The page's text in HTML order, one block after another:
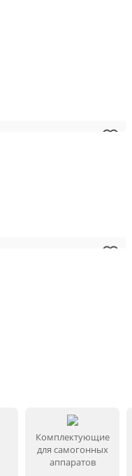
Комплектующие
для самогонных
аппаратов